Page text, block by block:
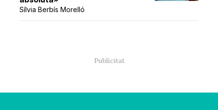
Sílvia Berbís Morelló